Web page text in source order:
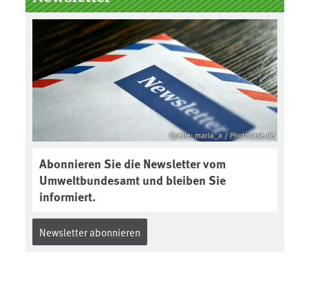
Boden des Jahres ausgewählt und
was passiert eigentlich während
eines solchen Bodenjahres? Infos
dazu gibt es im aktuellen Podcast
„Soilcast“. Jetzt reinhören:
https://soilcast.de/interview/sc20
2-interview-die-kuer-der-krume/
Quelle: maria_a / Photocase.de
Abonnieren Sie die Newsletter vom
Umweltbundesamt und bleiben Sie
informiert.
Newsletter abonnieren